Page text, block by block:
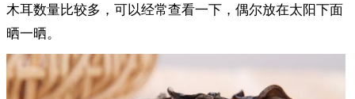
木耳数量比较多，可以经常查看一下，偶尔放在太阳下面
晒一晒。